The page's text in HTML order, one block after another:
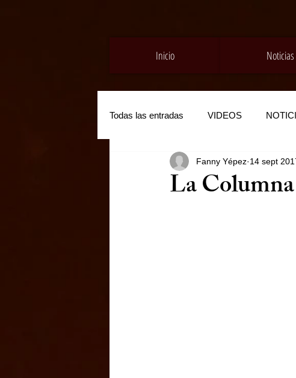
Inicio Noticias
Todas las entradas VIDEOS
La Columna
Fanny Yépez 14 sept